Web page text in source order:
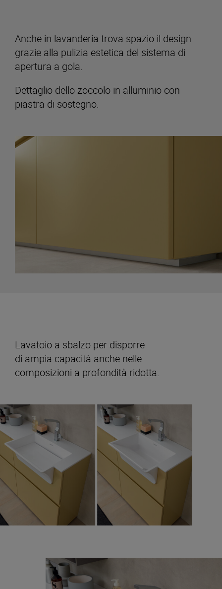
Anche in lavanderia trova spazio il design
grazie alla pulizia estetica del sistema di
apertura a gola.
Dettaglio dello zoccolo in alluminio con
piastra di sostegno.
Lavatoio a sbalzo per disporre
di ampia capacità anche nelle
composizioni a profondità ridotta.